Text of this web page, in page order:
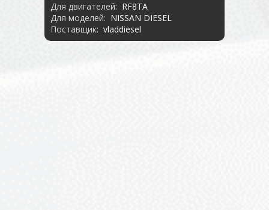
Для двигателей: RF8TA
Для моделей: NISSAN DIESEL
Поставщик: vladdiesel